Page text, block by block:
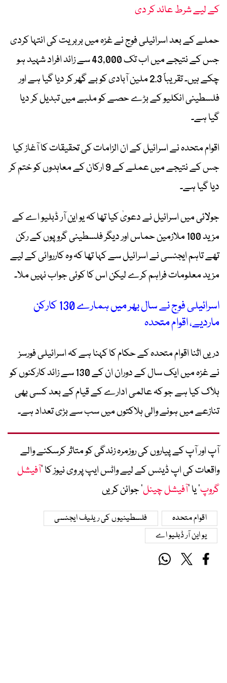
کے لیے شرط عائد کر دی
حملے کے بعد اسرائیلی فوج نے غزہ میں بربریت کی انتہا کردی
جس کے نتیجے میں اب تک 43,000 سے زائد افراد شہید ہو
چکے ہیں۔ تقریباً 2.3 ملین آبادی کو بے گھر کر دیا گیا ہے اور
فلسطینی انکلیو کے بڑے حصے کو ملبے میں تبدیل کر دیا
گیا ہے۔
اقوام متحدہ نے اسرائیل کے ان الزامات کی تحقیقات کا آغاز کیا
جس کے نتیجے میں عملے کے 9 ارکان کے معاہدوں کو ختم کر
دیا گیا ہے۔
جولائی میں اسرائیل نے دعویٰ کیا تھا کہ یو این آر ڈبلیو اے کے
مزید 100 ملازمین حماس اور دیگر فلسطینی گروپوں کے رکن
تھے تاہم ایجنسی نے اسرائیل سے کہا تھا کہ وہ کارروائی کے لیے
مزید معلومات فراہم کرے لیکن اس کا کوئی جواب نہیں ملا۔
اسرائیلی فوج نے سال بھر میں ہمارے 130 کارکن
ماردیے، اقوام متحدہ
دریں اثنا اقوام متحدہ کے حکام کا کہنا ہے کہ اسرائیلی فورسز
نے غزہ میں ایک سال کے دوران ان کے 130 سے ​​زائد کارکنوں کو
ہلاک کیا ہے جو کہ عالمی ادارے کے قیام کے بعد کسی بھی
تنازعے میں ہونے والی ہلاکتوں میں سب سے بڑی تعداد ہے۔
آپ اور آپ کے پیاروں کی روزمرہ زندگی کو متاثر کرسکنے والے
واقعات کی اپ ڈیٹس کے لیے واٹس ایپ پر وی نیوز کا ’آفیشل
گروپ‘ یا ’آفیشل چینل‘ جوائن کریں
اقوام متحدہ
فلسطینیوں کی ریلیف ایجنسی
یو این آر ڈبلیو اے